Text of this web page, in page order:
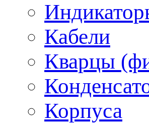
Кабели
Кварцы
Корпуса